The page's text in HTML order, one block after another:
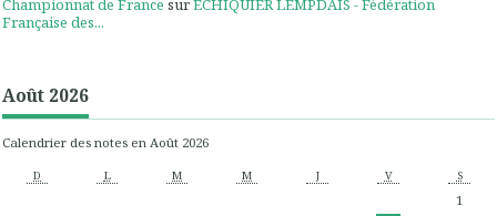
Championnat de France surECHIQUIER LEMPDAIS - Fédération
Française des...
Août 2026
Calendrier des notes en Août 2026
D L M M J V S
1